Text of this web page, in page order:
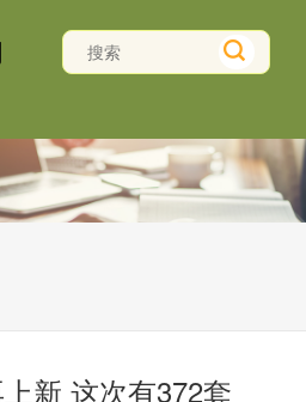
新 这次有372套